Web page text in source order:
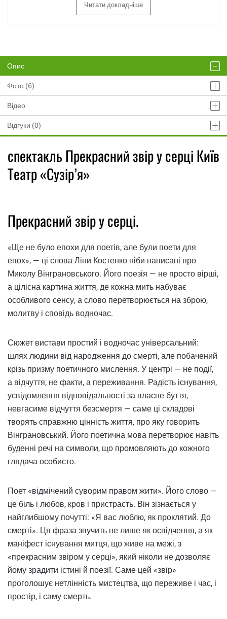
Читати докладніше
Опис
Фото (6)
Відео
Відгуки (0)
спектакль Прекрасний звір у серці Київ
Театр «Сузір’я»
Прекрасний звір у серці.
«Ще не було епохи для поетів, але були поети для
епох», — ці слова Ліни Костенко ніби написані про
Миколу Вінграновського. Його поезія — не просто вірші,
а цілісна картина життя, де кожна мить набуває
особливого сенсу, а слово перетворюється на зброю,
молитву і сповідь водночас.
Сюжет вистави простий і водночас універсальний:
шлях людини від народження до смерті, але побачений
крізь призму поетичного мислення. У центрі — не події,
а відчуття, не факти, а переживання. Радість існування,
усвідомлення відповідальності за власне буття,
невгасиме відчуття безсмертя — саме ці складові
творять справжню цінність життя, про яку говорить
Вінграновський. Його поетична мова перетворює навіть
буденні речі на символи, що промовляють до кожного
глядача особисто.
Поет «відмічений суворим правом жити». Його слово —
це біль і любов, кров і пристрасть. Він зізнається у
найглибшому почутті: «Я вас люблю, як проклятий. До
смерті». Ця фраза звучить не лише як освідчення, а як
маніфест існування митця, що живе на межі, з
«прекрасним звіром у серці», який ніколи не дозволяє
йому зрадити істині й поезії. Саме цей «звір»
проголошує нетлінність мистецтва, що переживе і час, і
простір, і саму смерть.